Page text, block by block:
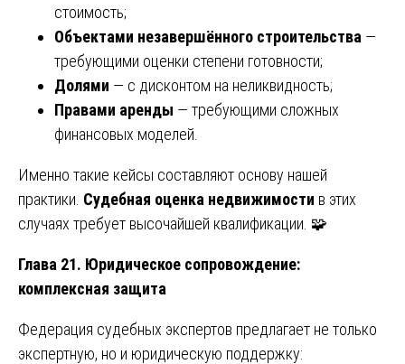
стоимость;
Объектами незавершённого строительства —
требующими оценки степени готовности;
Долями — с дисконтом на неликвидность;
Правами аренды — требующими сложных
финансовых моделей.
Именно такие кейсы составляют основу нашей
практики. Судебная оценка недвижимости в этих
случаях требует высочайшей квалификации. 🧩
Глава 21. Юридическое сопровождение:
комплексная защита
Федерация судебных экспертов предлагает не только
экспертную, но и юридическую поддержку: